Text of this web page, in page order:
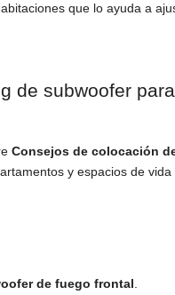
que lo ayuda a
de subwoofer para
Consejos de colocación
y espacios de vida
de fuego frontal